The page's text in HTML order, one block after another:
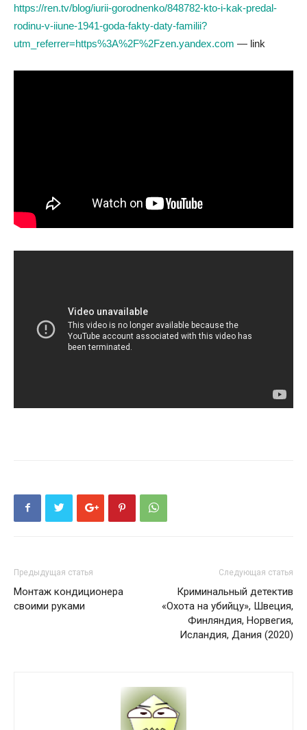
https://ren.tv/blog/iurii-gorodnenko/848782-kto-i-kak-predal-
rodinu-v-iiune-1941-goda-fakty-daty-familii?
utm_referrer=https%3A%2F%2Fzen.yandex.com — link
Предыдущая статья
Монтаж кондиционера
своими руками
Следующая статья
Криминальный детектив
«Охота на убийцу», Швеция,
Финляндия, Норвегия,
Исландия, Дания (2020)